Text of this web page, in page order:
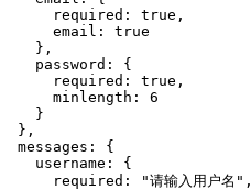
required: true,
email: true
},
password: {
required: true,
minlength: 6
}
},
messages: {
username: {
required: "请输入用户名",